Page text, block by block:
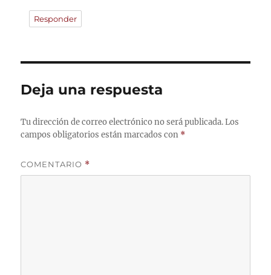
Responder
Deja una respuesta
Tu dirección de correo electrónico no será publicada. Los
campos obligatorios están marcados con *
COMENTARIO *